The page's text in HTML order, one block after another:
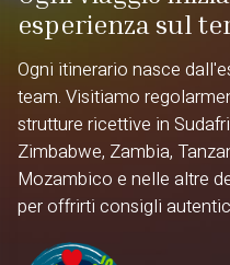
esperienza sul
Ogni itinerario nasce
team. Visitiamo
strutture ricettive in
Zimbabwe, Zambia,
Mozambico e nelle altre
per offrirti consigli